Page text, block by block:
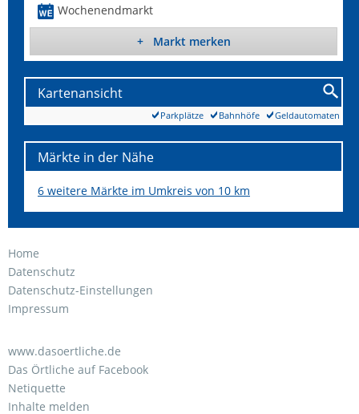
Wochenendmarkt
+ Markt merken
Kartenansicht
Geldautomaten
Bahnhöfe
Parkplätze
Märkte in der Nähe
6 weitere Märkte im Umkreis von 10 km
Home
Datenschutz
Datenschutz-Einstellungen
Impressum
www.dasoertliche.de
Das Örtliche auf Facebook
Netiquette
Inhalte melden